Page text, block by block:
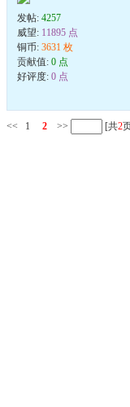
发帖: 4257
威望: 11895 点
铜币: 3631 枚
贡献值: 0 点
好评度: 0 点
<< 1 2 >> [共2